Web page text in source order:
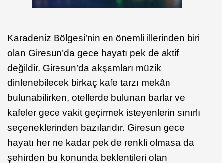
Karadeniz Bölgesi’nin en önemli illerinden biri
olan Giresun’da gece hayatı pek de aktif
değildir. Giresun’da akşamları müzik
dinlenebilecek birkaç kafe tarzı mekân
bulunabilirken, otellerde bulunan barlar ve
kafeler gece vakit geçirmek isteyenlerin sınırlı
seçeneklerinden bazılarıdır. Giresun gece
hayatı her ne kadar pek de renkli olmasa da
şehirden bu konunda beklentileri olan